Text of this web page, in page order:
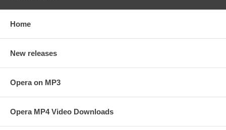
Home
New releases
Opera on MP3
Opera MP4 Video Downloads